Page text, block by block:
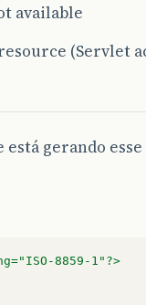
available
(Servlet
gerando
8859-1"?>